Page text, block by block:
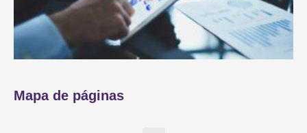
Mapa de páginas